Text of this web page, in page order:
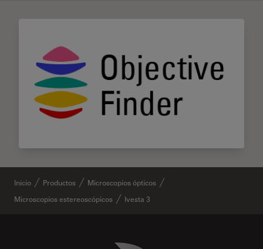
Inicio Productos
Microscopios ópticos
Microscopios estereoscópicos
Ivesta 3